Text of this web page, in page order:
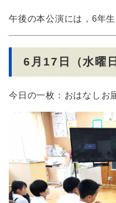
午後の本公演には，6年
6月17日（水曜
今日の一枚：おはなしお